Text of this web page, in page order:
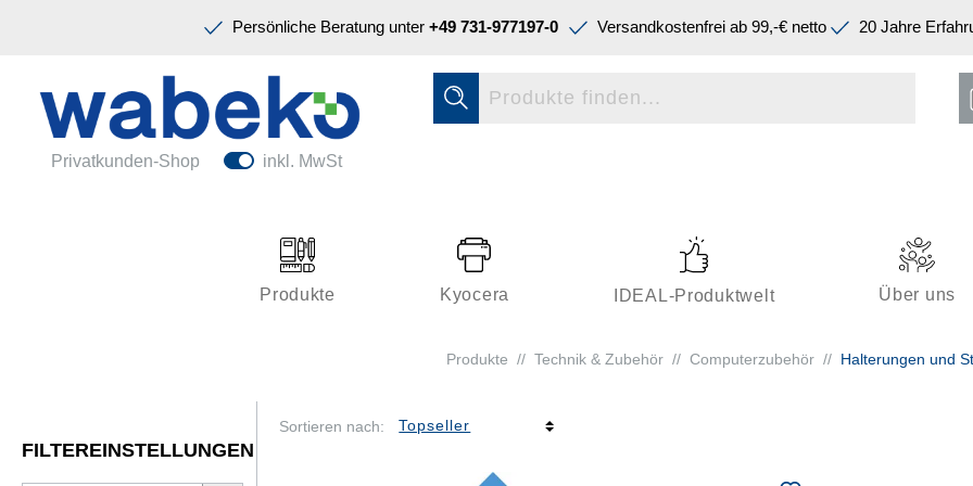
Persönliche Beratung unter +49 731-977197-0 Versandkostenfrei ab 99,-€ netto 20 Jahre
Privatkunden-Shop inkl. MwSt
Produkte Kyocera IDEAL-Produktwelt Über uns
Ordnen & Registrieren
Papiere & Blöcke
Büroeinrichtung
Kleben & Versenden
Schreiben & Korrigieren
Produkte // Technik & Zubehör // Computerzubehör // Halterungen und
FILTEREINSTELLUNGEN
Sortieren nach:
Schreiben & Korrigieren